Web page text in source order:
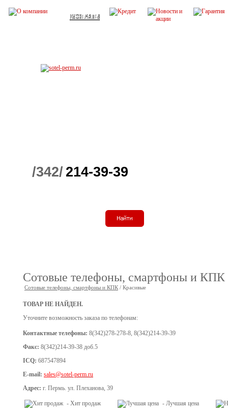
/342/ 214-39-39
Сотовые телефоны, смартфоны и КПК
Сотовые телефоны, смартфоны и КПК / Красивые
ТОВАР НЕ НАЙДЕН.
Уточните возможность заказа по телефонам:
Контактные телефоны: 8(342)278-278-8, 8(342)214-39-39
Факс: 8(342)214-39-38 доб.5
ICQ: 687547894
E-mail: sales@sotel-perm.ru
Адрес: г. Пермь. ул. Плеханова, 39
- Хит продаж - Лучшая цена